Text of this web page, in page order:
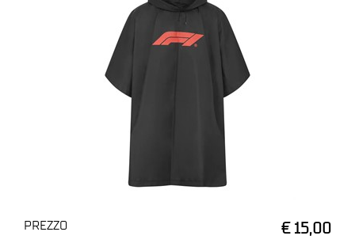
PREZZO € 15,00